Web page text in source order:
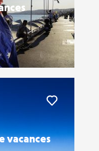
vacances